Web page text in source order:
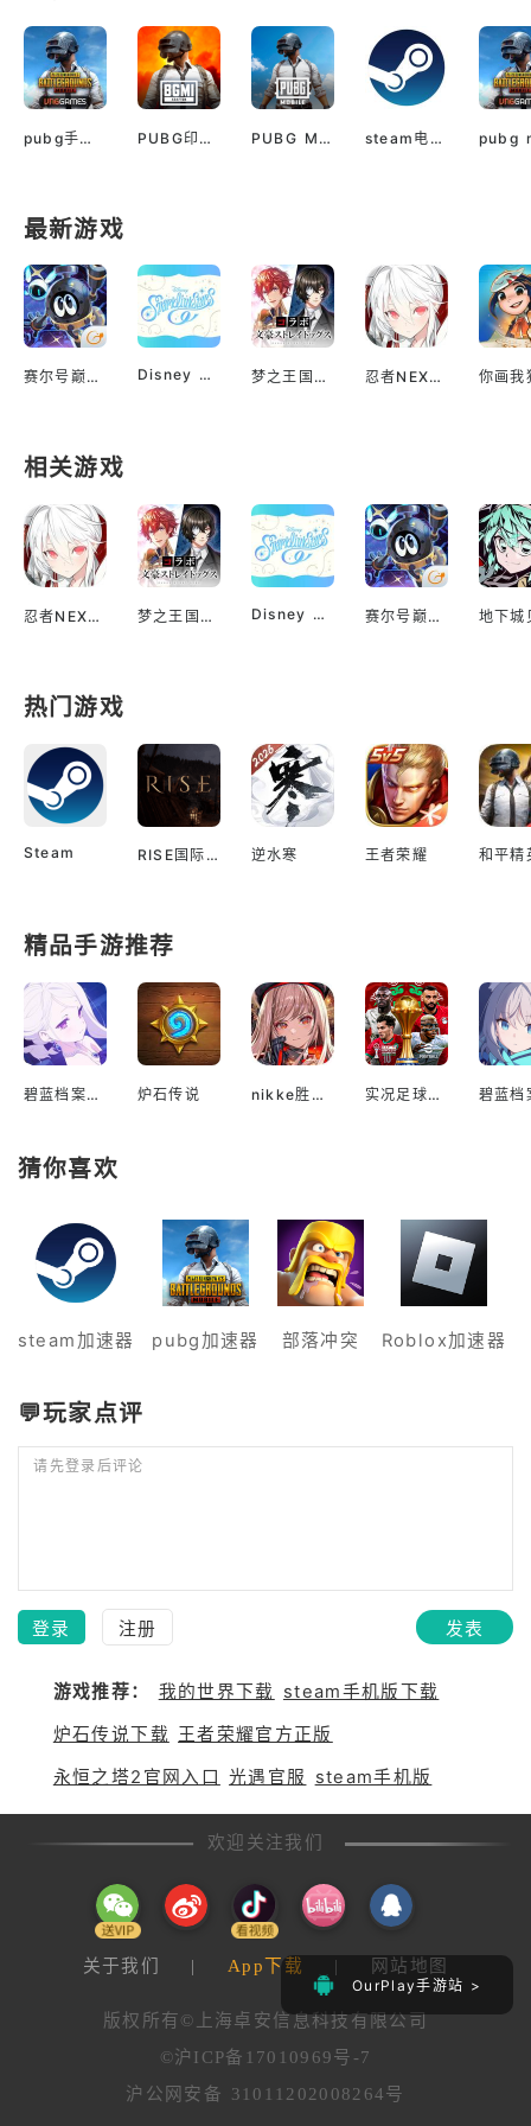
OurPlay手游站 >
pubg手游越南服最新版 PUBG印服手机安卓版 PUBG M(国际服绝地求生) steam电脑版下载
最新游戏
赛尔号巅峰之战 Disney Sparklink Stars 梦之王国与沉睡的100王子 忍者NEXUS 闪乱神乐 你画我
相关游戏
忍者NEXUS 闪乱神乐 梦之王国与沉睡的100王子 Disney Sparklink Stars 赛尔号巅峰之战
热门游戏
Steam RISE国际服 逆水寒 王者荣耀 和平精
精品手游推荐
碧蓝档案国际服 炉石传说 nikke胜利女神国际服 实况足球2022手游
猜你喜欢
steam加速器 pubg加速器 部落冲突 Roblox加速器
💬玩家点评
请先登录后评论
登录 注册 发表
游戏推荐： 我的世界下载 steam手机版下载
炉石传说下载 王者荣耀官方正版
永恒之塔2官网入口 光遇官服 steam手机版
欢迎关注我们
关于我们 | App下载 | 网站地图
版权所有©上海卓安信息科技有限公司
©沪ICP备17010969号-7
沪公网安备 31011202008264号